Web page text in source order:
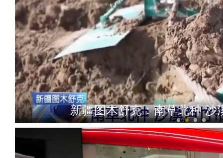
新疆图木舒克：南草北种 沙